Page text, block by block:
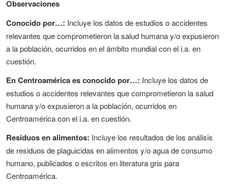
Observaciones
Conocido por…: Incluye los datos de estudios o accidentes
relevantes que comprometieron la salud humana y/o expusieron
a la población, ocurridos en el ámbito mundial con el i.a. en
cuestión.
En Centroamérica es conocido por…: Incluye los datos de
estudios o accidentes relevantes que comprometieron la salud
humana y/o expusieron a la población, ocurridos en
Centroamérica con el i.a. en cuestión.
Residuos en alimentos: Incluye los resultados de los análisis
de residuos de plaguicidas en alimentos y/o agua de consumo
humano, publicados o escritos en literatura gris para
Centroamérica.